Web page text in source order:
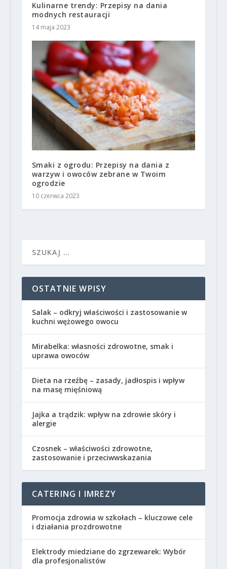
Kulinarne trendy: Przepisy na dania
modnych restauracji
14 maja 2023
Smaki z ogrodu: Przepisy na dania z
warzyw i owoców zebrane w Twoim
ogrodzie
10 czerwca 2023
OSTATNIE WPISY
Salak – odkryj właściwości i zastosowanie w
kuchni wężowego owocu
Mirabelka: własności zdrowotne, smak i
uprawa owoców
Dieta na rzeźbę – zasady, jadłospis i wpływ
na masę mięśniową
Jajka a trądzik: wpływ na zdrowie skóry i
alergie
Czosnek – właściwości zdrowotne,
zastosowanie i przeciwwskazania
CATERING I IMREZY
Promocja zdrowia w szkołach – kluczowe cele
i działania prozdrowotne
Elektrody miedziane do zgrzewarek: Wybór
dla profesjonalistów